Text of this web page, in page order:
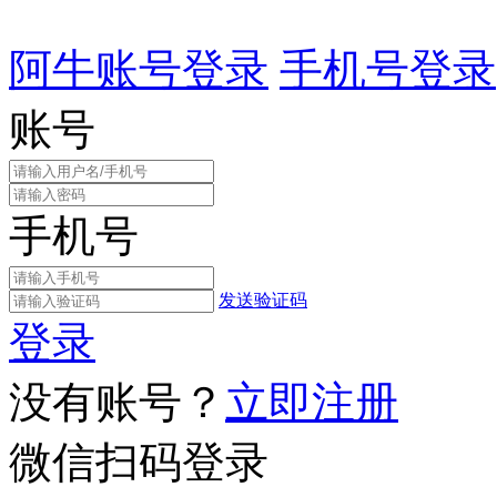
阿牛账号登录 手机号登录
账号
手机号
发送验证码
登录
没有账号？ 立即注册
微信扫码登录